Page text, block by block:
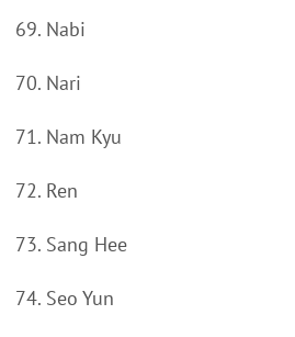
69. Nabi
70. Nari
71. Nam Kyu
72. Ren
73. Sang Hee
74. Seo Yun